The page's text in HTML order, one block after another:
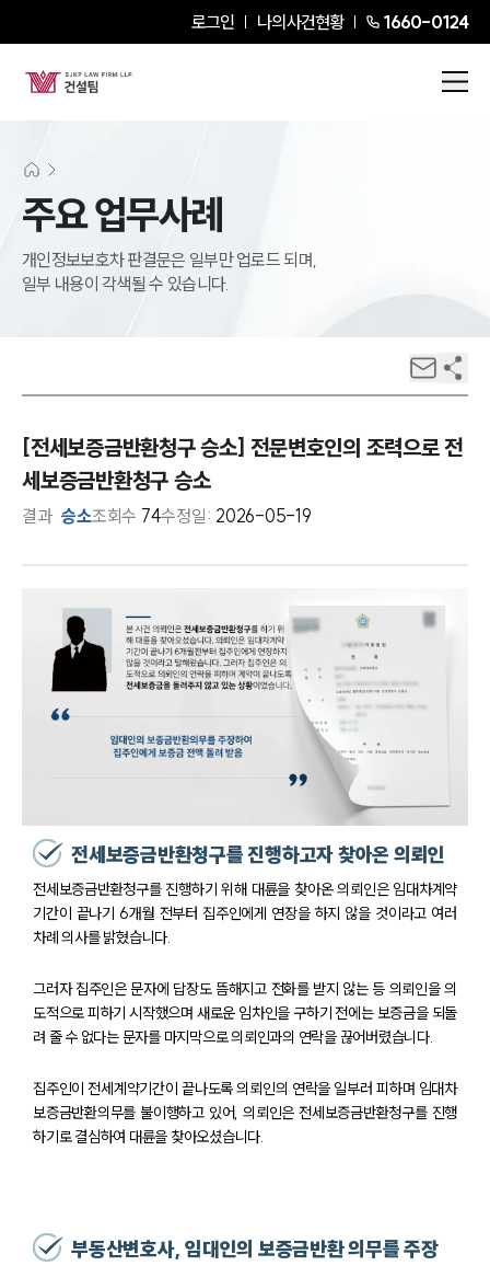
로그인 나의사건현황 1660-0124
주요 업무사례
개인정보보호차 판결문은 일부만 업로드 되며,
일부 내용이 각색될 수 있습니다.
[전세보증금반환청구 승소] 전문변호인의 조력으로 전
세보증금반환청구 승소
결과 승소조회수 74수정일: 2026-05-19
전세보증금반환청구를 진행하고자 찾아온 의뢰인
전세보증금반환청구를 진행하기 위해 대륜을 찾아온 의뢰인은 임대차계약
기간이 끝나기 6개월 전부터 집주인에게 연장을 하지 않을 것이라고 여러
차례 의사를 밝혔습니다.
그러자 집주인은 문자에 답장도 뜸해지고 전화를 받지 않는 등 의뢰인을 의
도적으로 피하기 시작했으며 새로운 임차인을 구하기 전에는 보증금을 되돌
려 줄 수 없다는 문자를 마지막으로 의뢰인과의 연락을 끊어버렸습니다.
집주인이 전세계약기간이 끝나도록 의뢰인의 연락을 일부러 피하며 임대차
보증금반환의무를 불이행하고 있어, 의뢰인은 전세보증금반환청구를 진행
하기로 결심하여 대륜을 찾아오셨습니다.
부동산변호사, 임대인의 보증금반환 의무를 주장